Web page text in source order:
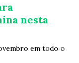
nesta
em todo o